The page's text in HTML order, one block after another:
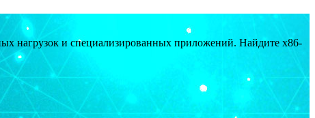
нагрузок и специализированных приложений. Найдите x86-